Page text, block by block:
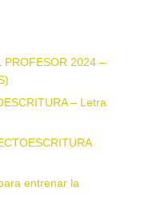
PROFESOR 2024 –
– Letra
entrenar la